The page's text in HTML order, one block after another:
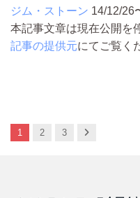
ジム・ストーン 14/12/26
本記事文章は現在公開を
記事の提供元にてご覧く
1 2 3 Next